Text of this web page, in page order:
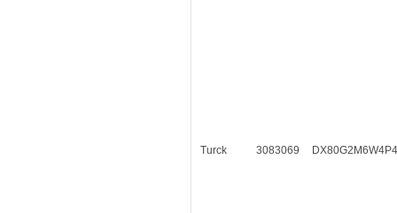
Turck 3083069